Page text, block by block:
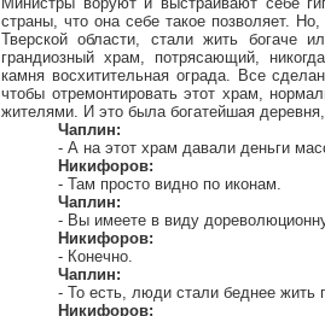
страны, что она себе такое позволяет.
Тверской области, стали жить богаче
грандиозный храм, потрясающий,
камня восхитительная ограда. Все
чтобы отремонтировать этот храм,
жителями. И это была богатейшая
Чаплин:
- А на этот храм давали деньги
Никифоров:
- Там просто видно по иконам.
Чаплин:
- Вы имеете в виду
Никифоров:
- Конечно.
Чаплин:
- То есть, люди стали беднее жить
Никифоров: